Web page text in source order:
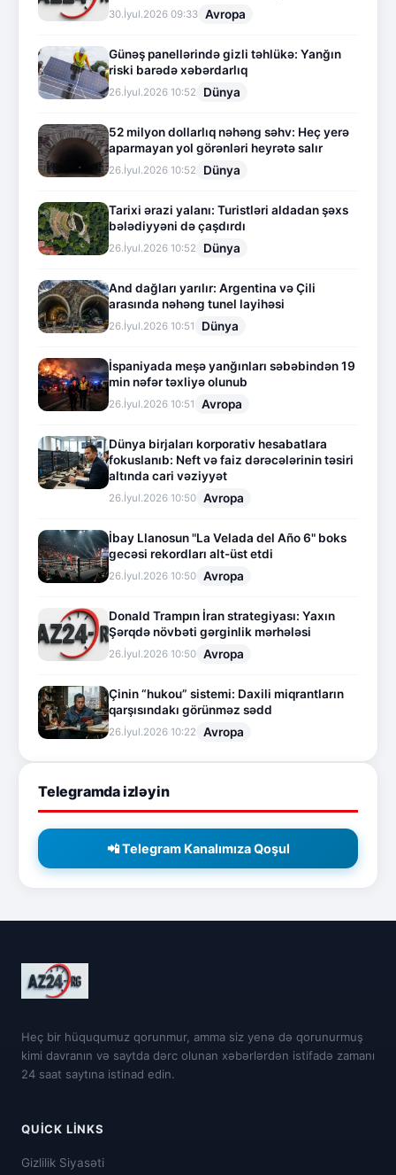
30.İyul.2026 09:33 Avropa
Günəş panellərində gizli təhlükə: Yanğın
riski barədə xəbərdarlıq
26.İyul.2026 10:52 Dünya
52 milyon dollarlıq nəhəng səhv: Heç yerə
aparmayan yol görənləri heyrətə salır
26.İyul.2026 10:52 Dünya
Tarixi ərazi yalanı: Turistləri aldadan şəxs
bələdiyyəni də çaşdırdı
26.İyul.2026 10:52 Dünya
And dağları yarılır: Argentina və Çili
arasında nəhəng tunel layihəsi
26.İyul.2026 10:51 Dünya
İspaniyada meşə yanğınları səbəbindən 19
min nəfər təxliyə olunub
26.İyul.2026 10:51 Avropa
Dünya birjaları korporativ hesabatlara
fokuslanıb: Neft və faiz dərəcələrinin təsiri
altında cari vəziyyət
26.İyul.2026 10:50 Avropa
İbay Llanosun "La Velada del Año 6" boks
gecəsi rekordları alt-üst etdi
26.İyul.2026 10:50 Avropa
Donald Trampın İran strategiyası: Yaxın
Şərqdə növbəti gərginlik mərhələsi
26.İyul.2026 10:50 Avropa
Çinin “hukou” sistemi: Daxili miqrantların
qarşısındakı görünməz sədd
26.İyul.2026 10:22 Avropa
Telegramda izləyin
📲 Telegram Kanalımıza Qoşul
Heç bir hüququmuz qorunmur, amma siz yenə də qorunurmuş
kimi davranın və saytda dərc olunan xəbərlərdən istifadə zamanı
24 saat saytına istinad edin.
QUICK LINKS
Gizlilik Siyasəti